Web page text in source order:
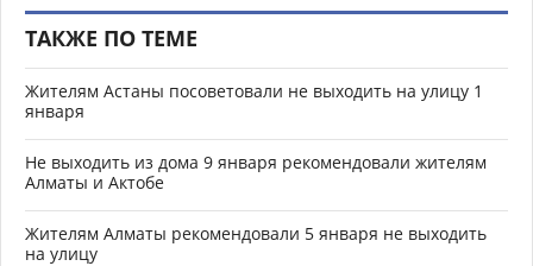
ТАКЖЕ ПО ТЕМЕ
Жителям Астаны посоветовали не выходить на улицу 1
января
Не выходить из дома 9 января рекомендовали жителям
Алматы и Актобе
Жителям Алматы рекомендовали 5 января не выходить
на улицу